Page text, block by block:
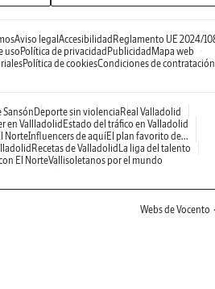
Aviso legalAccesibilidadReglamento UE 2024/
usoPolítica de privacidadPublicidadMapa web
Política de cookiesCondiciones de contratación
SansónDeporte sin violenciaReal Valladolid
en VallladolidEstado del tráfico en Valladolid
NorteInfluencers de aquíEl plan favorito de...
Recetas de ValladolidLa liga del talento
El NorteVallisoletanos por el mundo
Webs de Vocento